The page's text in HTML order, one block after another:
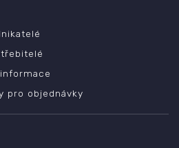
pro objednávky